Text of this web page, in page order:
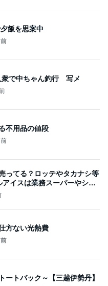
飯を思案中
隊4人衆で中ちゃん釣行 写メ
不用品の値段
ってる？ロッテやタカナシ等
イスは業務スーパーやシャ
方ない光熱費
ートバック～【三越伊勢丹】